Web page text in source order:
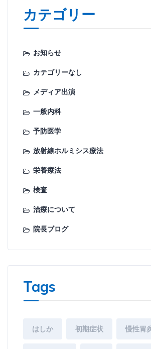
カテゴリー
お知らせ
カテゴリーなし
メディア出演
一般内科
予防医学
放射線ホルミシス療法
栄養療法
検査
治療について
院長ブログ
Tags
はしか 初期症状 慢性胃